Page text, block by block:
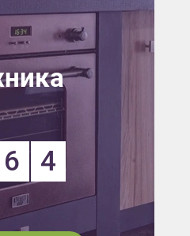
6 4